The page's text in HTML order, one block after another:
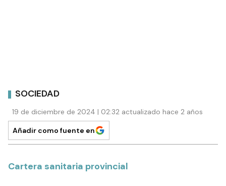
SOCIEDAD
19 de diciembre de 2024 | 02:32 actualizado hace 2 años
Añadir como fuente en
Cartera sanitaria provincial